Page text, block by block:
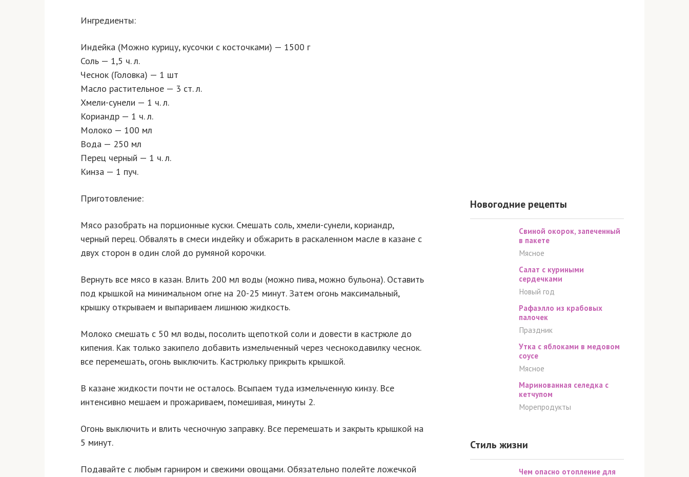
Ингредиенты:
Индейка (Можно курицу, кусочки с косточками) — 1500 г
Соль — 1,5 ч. л.
Чеснок (Головка) — 1 шт
Масло растительное — 3 ст. л.
Хмели-сунели — 1 ч. л.
Кориандр — 1 ч. л.
Молоко — 100 мл
Вода — 250 мл
Перец черный — 1 ч. л.
Кинза — 1 пуч.
Приготовление:
Мясо разобрать на порционные куски. Смешать соль, хмели-сунели, кориандр,
черный перец. Обвалять в смеси индейку и обжарить в раскаленном масле в казане с
двух сторон в один слой до румяной корочки.
Вернуть все мясо в казан. Влить 200 мл воды (можно пива, можно бульона). Оставить
под крышкой на минимальном огне на 20-25 минут. Затем огонь максимальный,
крышку открываем и выпариваем лишнюю жидкость.
Молоко смешать с 50 мл воды, посолить щепоткой соли и довести в кастрюле до
кипения. Как только закипело добавить измельченный через чеснокодавилку чеснок.
все перемешать, огонь выключить. Кастрюльку прикрыть крышкой.
В казане жидкости почти не осталось. Всыпаем туда измельченную кинзу. Все
интенсивно мешаем и прожариваем, помешивая, минуты 2.
Огонь выключить и влить чесночную заправку. Все перемешать и закрыть крышкой на
5 минут.
Подавайте с любым гарниром и свежими овощами. Обязательно полейте ложечкой
Новогодние рецепты
Свиной окорок, запеченный
в пакете
Мясное
Салат с куриными
сердечками
Новый год
Рафаэлло из крабовых
палочек
Праздник
Утка с яблоками в медовом
соусе
Мясное
Маринованная селедка с
кетчупом
Морепродукты
Стиль жизни
Чем опасно отопление для